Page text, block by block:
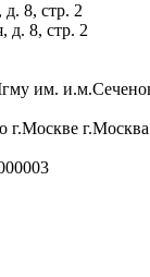
д. 8, стр. 2
д. 8, стр. 2
им.
г.Москва